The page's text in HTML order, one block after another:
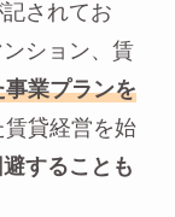
されてお
ション、賃
業プランを
貸経営を始
することも